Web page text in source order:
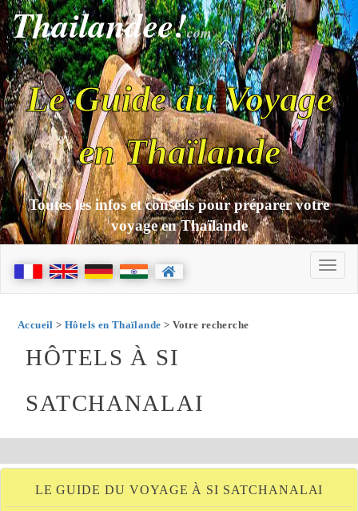
Thailandee!com
Le Guide du Voyage
en Thaïlande
Toutes les infos et conseils pour préparer votre
voyage en Thaïlande
Accueil > Hôtels en Thaïlande > Votre recherche
HÔTELS À SI
SATCHANALAI
LE GUIDE DU VOYAGE À SI SATCHANALAI